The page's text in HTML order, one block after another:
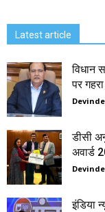
Latest article
विधान
पर
डीसी
अवार्ड
इंडिया